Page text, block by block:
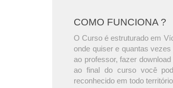
COMO FUNCIONA ?
O Curso é estruturado em
onde quiser e quantas
ao professor, fazer
ao final do curso você
reconhecido em todo